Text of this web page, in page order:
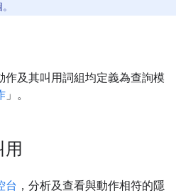
作及其叫用詞組均定義為查詢模
」。
用
台 ，分析及查看與動作相符的隱